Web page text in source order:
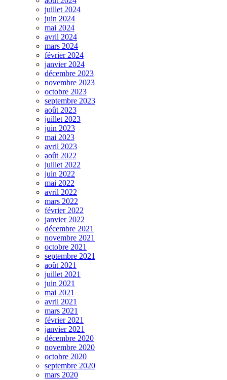
juillet 2024
juin 2024
mai 2024
avril 2024
mars 2024
février 2024
janvier 2024
décembre 2023
novembre 2023
octobre 2023
septembre 2023
août 2023
juillet 2023
juin 2023
mai 2023
avril 2023
août 2022
juillet 2022
juin 2022
mai 2022
avril 2022
mars 2022
février 2022
janvier 2022
décembre 2021
novembre 2021
octobre 2021
septembre 2021
août 2021
juillet 2021
juin 2021
mai 2021
avril 2021
mars 2021
février 2021
janvier 2021
décembre 2020
novembre 2020
octobre 2020
septembre 2020
mars 2020